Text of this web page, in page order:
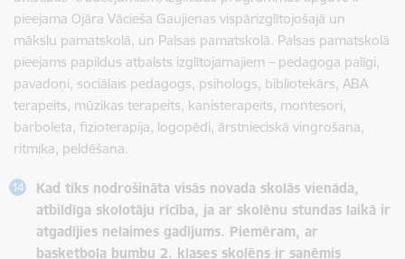
pieejama Ojāra Vācieša Gaujienas vispārizglītojošajā un
mākslu pamatskolā, un Palsas pamatskolā. Palsas pamatskolā
pieejams papildus atbalsts izglītojamajiem – pedagoga palīgi,
pavadoņi, sociālais pedagogs, psihologs, bibliotekārs, ABA
terapeits, mūzikas terapeits, kanisterapeits, montesori,
barboleta, fizioterapija, logopēdi, ārstnieciskā vingrošana,
ritmika, peldēšana.
Kad tiks nodrošināta visās novada skolās vienāda,
atbildīga skolotāju rīcība, ja ar skolēnu stundas laikā ir
atgadījies nelaimes gadījums. Piemēram, ar
basketbola bumbu 2. klases skolēns ir saņēmis